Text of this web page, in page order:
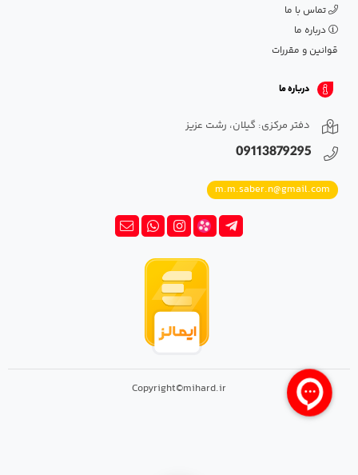
تماس با ما
درباره ما
قوانین و مقررات
درباره ما
دفتر مرکزی: گیلان، رشت عزیز
09113879295
m.m.saber.n@gmail.com
Copyright©mihard.ir